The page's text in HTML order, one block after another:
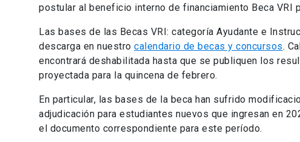
postular al beneficio interno de financiamiento Beca VRI
Las bases de las Becas VRI: categoría Ayudante e
descarga en nuestro calendario de becas y concursos.
encontrará deshabilitada hasta que se publiquen los
proyectada para la quincena de febrero.
En particular, las bases de la beca han sufrido
adjudicación para estudiantes nuevos que ingresan en
el documento correspondiente para este período.